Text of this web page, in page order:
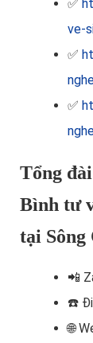
✅
ve-
✅
✅
Tổng
Bình tư
tại Sông
📲
☎️
🌐